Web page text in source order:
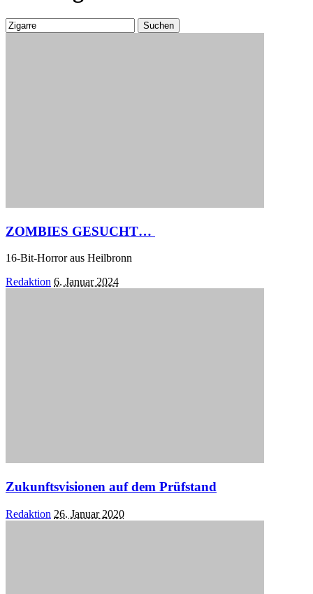
Suchen
nach:
ZOMBIES GESUCHT…
16-Bit-Horror aus Heilbronn
Posted
Redaktion 6. Januar 2024
Zukunftsvisionen auf dem Prüfstand
Posted
Redaktion 26. Januar 2020